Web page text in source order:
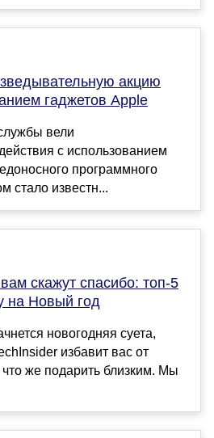
акцию
гаджетов Apple
вели
с использованием
программного
стало известн...
скажут спасибо: топ-5
на Новый год
новогодняя суета,
избавит вас от
же подарить близким. Мы